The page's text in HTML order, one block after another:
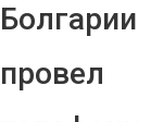
Болгарии
провел